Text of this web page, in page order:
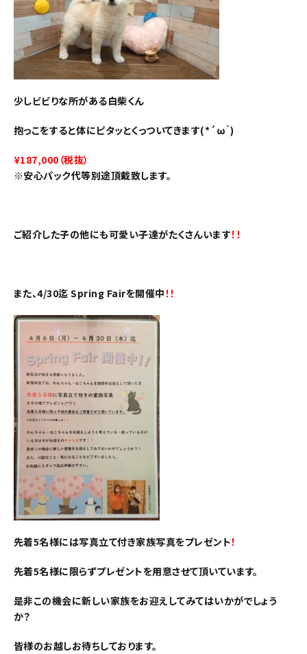
少しビビりな所がある白柴くん
抱っこをすると体にピタッとくっついてきます(*´ω｀)
¥187,000（税抜）
※安心パック代等別途頂戴致します。
ご紹介した子の他にも可愛い子達がたくさんいます！！
また、4/30迄 Spring Fairを開催中！！
先着5名様には写真立て付き家族写真をプレゼント！
先着5名様に限らずプレゼントを用意させて頂いています。
是非この機会に新しい家族をお迎えしてみてはいかがでしょう
か？
皆様のお越しお待ちしております。